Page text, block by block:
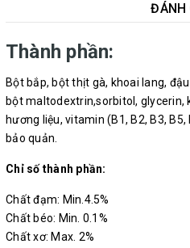
ĐÁNH
Thành phần:
Bột bắp, bột thịt gà, khoai lang,
bột maltodextrin,sorbitol, glycerin,
hương liệu, vitamin (B1, B2, B3,
bảo quản.
Chỉ số thành phần:
Chất đạm: Min.4.5%
Chất béo: Min. 0.1%
Chất xơ: Max. 2%